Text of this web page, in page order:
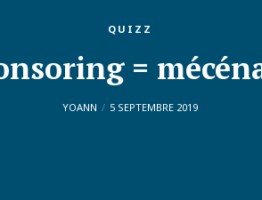
QUIZZ
=
YOANN 5 SEPTEMBRE 2019